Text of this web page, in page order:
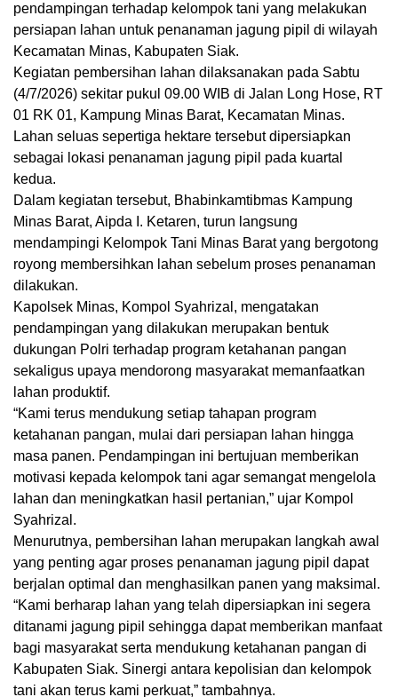
pendampingan terhadap kelompok tani yang melakukan
persiapan lahan untuk penanaman jagung pipil di wilayah
Kecamatan Minas, Kabupaten Siak.
Kegiatan pembersihan lahan dilaksanakan pada Sabtu
(4/7/2026) sekitar pukul 09.00 WIB di Jalan Long Hose, RT
01 RK 01, Kampung Minas Barat, Kecamatan Minas.
Lahan seluas sepertiga hektare tersebut dipersiapkan
sebagai lokasi penanaman jagung pipil pada kuartal
kedua.
Dalam kegiatan tersebut, Bhabinkamtibmas Kampung
Minas Barat, Aipda I. Ketaren, turun langsung
mendampingi Kelompok Tani Minas Barat yang bergotong
royong membersihkan lahan sebelum proses penanaman
dilakukan.
Kapolsek Minas, Kompol Syahrizal, mengatakan
pendampingan yang dilakukan merupakan bentuk
dukungan Polri terhadap program ketahanan pangan
sekaligus upaya mendorong masyarakat memanfaatkan
lahan produktif.
“Kami terus mendukung setiap tahapan program
ketahanan pangan, mulai dari persiapan lahan hingga
masa panen. Pendampingan ini bertujuan memberikan
motivasi kepada kelompok tani agar semangat mengelola
lahan dan meningkatkan hasil pertanian,” ujar Kompol
Syahrizal.
Menurutnya, pembersihan lahan merupakan langkah awal
yang penting agar proses penanaman jagung pipil dapat
berjalan optimal dan menghasilkan panen yang maksimal.
“Kami berharap lahan yang telah dipersiapkan ini segera
ditanami jagung pipil sehingga dapat memberikan manfaat
bagi masyarakat serta mendukung ketahanan pangan di
Kabupaten Siak. Sinergi antara kepolisian dan kelompok
tani akan terus kami perkuat,” tambahnya.